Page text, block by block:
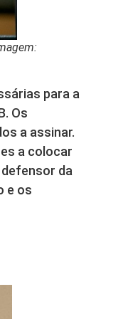
para a
Os
a assinar.
a colocar
defensor da
e os